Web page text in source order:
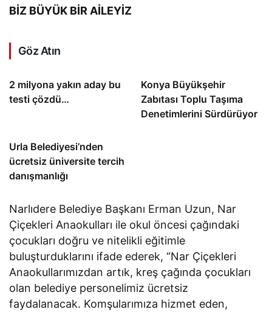
BİZ BÜYÜK BİR AİLEYİZ
Göz Atın
2 milyona yakın aday bu
testi çözdü…
Konya Büyükşehir
Zabıtası Toplu Taşıma
Denetimlerini Sürdürüyor
Urla Belediyesi’nden
ücretsiz üniversite tercih
danışmanlığı
Narlıdere Belediye Başkanı Erman Uzun, Nar
Çiçekleri Anaokulları ile okul öncesi çağındaki
çocukları doğru ve nitelikli eğitimle
buluşturduklarını ifade ederek, “Nar Çiçekleri
Anaokullarımızdan artık, kreş çağında çocukları
olan belediye personelimiz ücretsiz
faydalanacak. Komşularımıza hizmet eden,